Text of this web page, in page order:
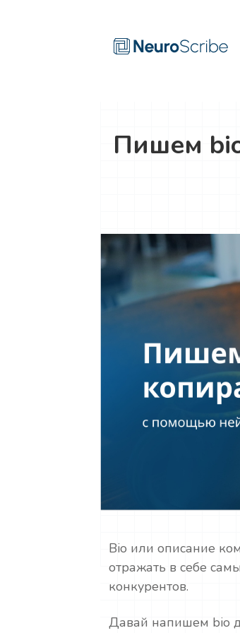
Пишем
Bio или описание
отражать в себе
конкурентов.
Давай напишем bio